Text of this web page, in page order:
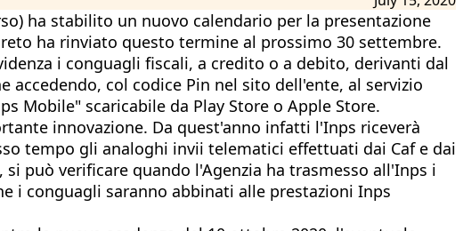
ha stabilito un nuovo calendario per la presentazione
ha rinviato questo termine al prossimo 30 settembre.
i conguagli fiscali, a credito o a debito, derivanti dal
col codice Pin nel sito dell'ente, al servizio
Mobile" scaricabile da Play Store o Apple Store.
innovazione. Da quest'anno infatti l'Inps riceverà
tempo gli analoghi invii telematici effettuati dai Caf e dai
può verificare quando l'Agenzia ha trasmesso all'Inps i
i conguagli saranno abbinati alle prestazioni Inps